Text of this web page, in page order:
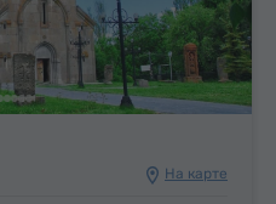
На карте